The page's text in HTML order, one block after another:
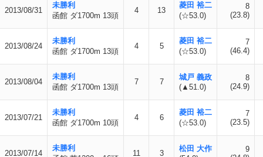
2013/08/31
未勝利
函館 ダ1700m 13頭
4 13
菱田 裕二
(☆53.0)
8
(23.8)
2013/08/24
未勝利
函館 ダ1700m 13頭
4 5
菱田 裕二
(☆53.0)
7
(46.4)
2013/08/04
未勝利
函館 ダ1700m 13頭
7 7
城戸 義政
(▲51.0)
8
(24.9)
2013/07/21
未勝利
函館 ダ1700m 10頭
4 6
菱田 裕二
(☆53.0)
7
(23.5)
2013/07/14
未勝利
11 3
松田 大作
9